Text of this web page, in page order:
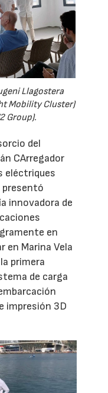
Llagostera
Mobility Cluster)
Group).
del
CArregador
eléctriques
presentó
innovadora de
en
en Marina Vela
primera
de carga
impresión 3D